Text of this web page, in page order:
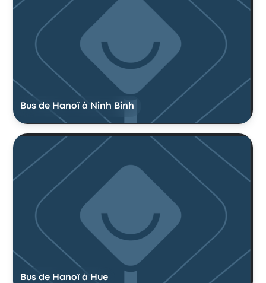
Bus de Hanoï à Ninh Binh
Bus de Hanoï à Hue